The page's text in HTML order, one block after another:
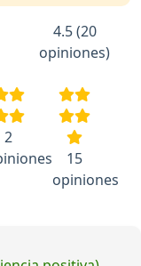
4.5 (20
opiniones)
2
15
opiniones